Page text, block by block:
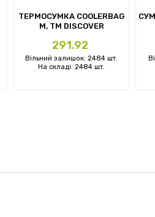
ТЕРМОСУМКА COOLERBAG
M, TM DISCOVER
Ціна
291.92
Вільний залишок: 2484 шт.
На складі: 2484 шт.